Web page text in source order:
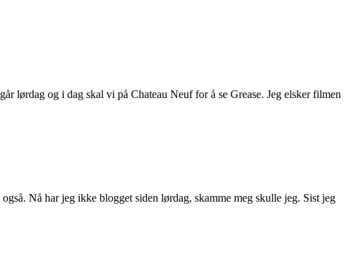
lørdag og i dag skal vi på Chateau Neuf for å se Grease. Jeg elsker filmen
Nå har jeg ikke blogget siden lørdag, skamme meg skulle jeg. Sist jeg